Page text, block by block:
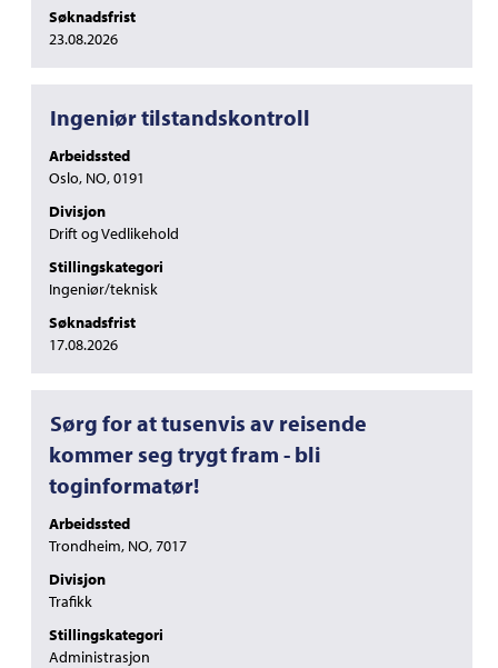
i
fullstendige
Søknadsfrist
23.08.2026
jobbinformasjonen.
Tittel
Ingeniør tilstandskontroll
Arbeidssted
Oslo, NO, 0191
Divisjon
Drift og Vedlikehold
Stillingskategori
Ingeniør/teknisk
Søknadsfrist
17.08.2026
Velg
med
mellomromstasten
for
vise
det
fullstendige
innholdet
jobbinformasjonen.
Tittel
Sørg for at tusenvis av reisende
kommer seg trygt fram - bli
toginformatør!
Arbeidssted
Trondheim, NO, 7017
Divisjon
Trafikk
Stillingskategori
Administrasjon
Velg
mellomromstasten
for
vise
det
fullstendige
innholdet
jobbinformasjonen.